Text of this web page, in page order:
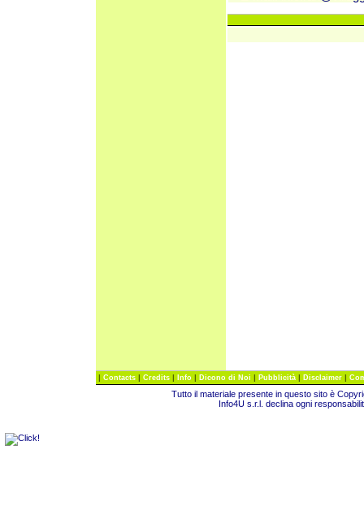
| Contacts | Credits | Info | Dicono di Noi | Pubblicità | Disclaimer |
Tutto il materiale presente in questo sito è
Info4U s.r.l. declina ogni